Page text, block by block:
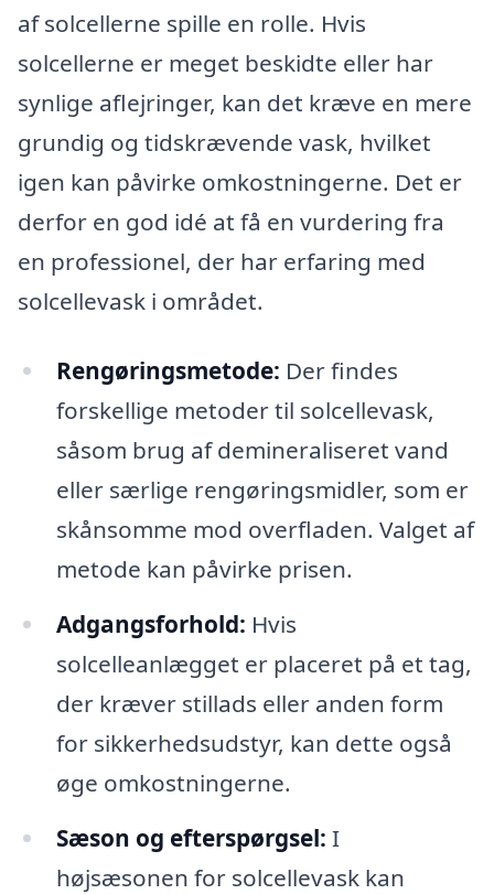
af solcellerne spille en rolle. Hvis
solcellerne er meget beskidte eller har
synlige aflejringer, kan det kræve en mere
grundig og tidskrævende vask, hvilket
igen kan påvirke omkostningerne. Det er
derfor en god idé at få en vurdering fra
en professionel, der har erfaring med
solcellevask i området.
Rengøringsmetode: Der findes
forskellige metoder til solcellevask,
såsom brug af demineraliseret vand
eller særlige rengøringsmidler, som er
skånsomme mod overfladen. Valget af
metode kan påvirke prisen.
Adgangsforhold: Hvis
solcelleanlægget er placeret på et tag,
der kræver stillads eller anden form
for sikkerhedsudstyr, kan dette også
øge omkostningerne.
Sæson og efterspørgsel: I
højsæsonen for solcellevask kan